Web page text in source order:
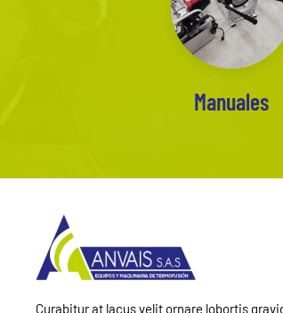
Manuales
Curabitur at lacus velit ornare lobortis